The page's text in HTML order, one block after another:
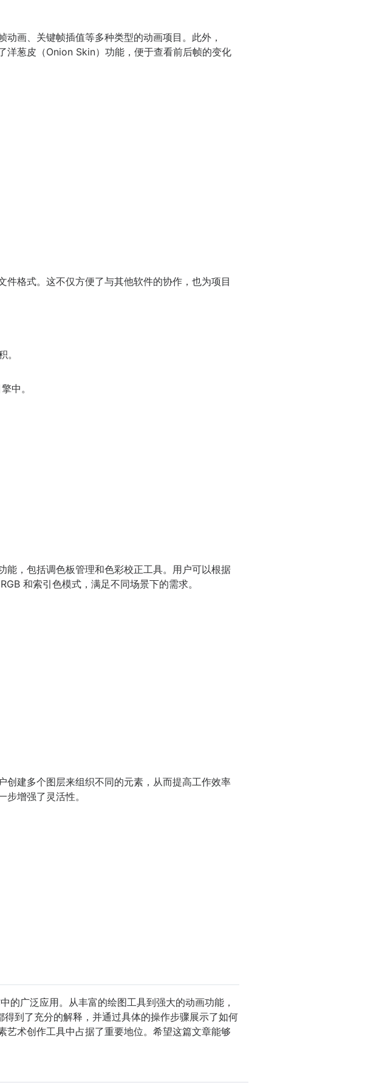
画、关键帧插值等多种类型的动画项目。此外，
葱皮（Onion Skin）功能，便于查看前后帧的变化
格式。这不仅方便了与其他软件的协作，也为项目
。
中。
，包括调色板管理和色彩校正工具。用户可以根据
和索引色模式，满足不同场景下的需求。
建多个图层来组织不同的元素，从而提高工作效率
增强了灵活性。
广泛应用。从丰富的绘图工具到强大的动画功能，
到了充分的解释，并通过具体的操作步骤展示了如何
术创作工具中占据了重要地位。希望这篇文章能够